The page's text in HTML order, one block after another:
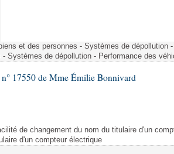
des lois
des lois
sociale
et orales
débats
et des personnes - Systèmes de dépollution
- Systèmes de dépollution - Performance des
17550 de Mme Émilie Bonnivard
de changement du nom du titulaire d'un
d'un compteur électrique